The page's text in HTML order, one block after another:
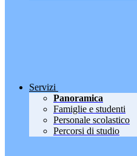
Servizi
Panoramica
Famiglie e studenti
Personale scolastico
Percorsi di studio